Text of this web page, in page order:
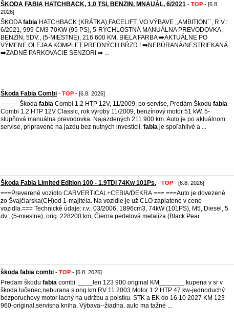
ŠKODA FABIA HATCHBACK, 1,0 TSI, BENZIN, MNAUÁL, 6/2021 - TOP - [6.8.
2026]
ŠKODAfabia HATCHBACK (KRÁTKA),FACELIFT, VO VÝBAVE ,,AMBITION´´, R.V.:
6/2021, 999 CM3 70KW (95 PS), 5-RÝCHLOSTNÁ MANUÁLNA PREVODOVKA,
BENZÍN, 5DV., (5-MIESTNE), 216 600 KM, BIELA FARBA ➡️AKTUÁLNE PO
VÝMENE OLEJA A KOMPLET PREDNÝCH BŔZD ! ➡️NEBÚRANÁ/NESTRIEKANÁ
➡️ZADNÉ PARKOVACIE SENZORI ➡ ...
Škoda Fabia Combi - TOP - [6.8. 2026]
⸻ Škoda fabia Combi 1.2 HTP 12V, 11/2009, po servise, Predám Škodu fabia
Combi 1.2 HTP 12V Classic, rok výroby 11/2009, benzínový motor 51 kW, 5-
stupňová manuálna prevodovka. Najazdených 211 900 km. Auto je po aktuálnom
servise, pripravené na jazdu bez nutných investícií. fabia je spoľahlivé a ...
Škoda Fabia Limited Edition 100 - 1.9TDi 74Kw 101Ps. - TOP - [6.8. 2026]
===Preverené vozidlo CARVERTICAL+CEBIA/DEKRA.=== ===Auto je dovezené
zo Švajčiarska(CH)od 1-majitela. Na vozidle je už CLO zaplatené v cene
vozidla.=== Technické údaje: r.v.: 03/2006, 1896cm3, 74kW (101PS), M5, Diesel, 5
dv., (5-miestne), orig. 228200 km, Čierna perletová metalíza (Black Pear ...
škoda fabia combi - TOP - [6.8. 2026]
Predam škodu fabia combi. ____len 123 900 original KM_______ kupena v sr v
škoda lučenec,neburana s orig.km RV 11.2003 Motor 1.2 HTP 47 kw-jednoduchý
bezporuchovy motor lacný na udržbu a poistku. STK a EK do 16.10 2027 KM 123
960-original,servisna kniha. Výbava--žiadna. auto ma tažné ...